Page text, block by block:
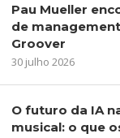
Pau Mueller
de
Groover
30 julho 2026
O futuro da IA
musical: o que